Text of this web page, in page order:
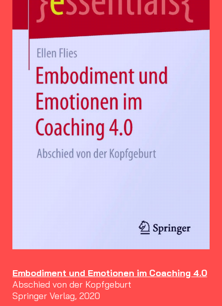
Embodiment und Emotionen im Coaching 4.0
Abschied von der Kopfgeburt
Springer Verlag, 2020